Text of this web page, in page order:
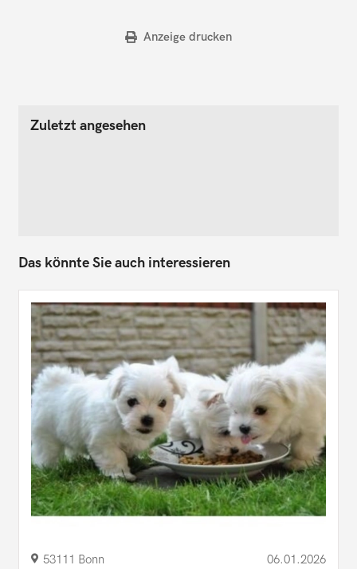
Anzeige drucken
Zuletzt angesehen
Das könnte Sie auch interessieren
53111 Bonn 06.01.2026